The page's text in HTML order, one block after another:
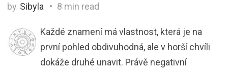
by Sibyla 8 min read
Každé znamení má vlastnost, která je na
první pohled obdivuhodná, ale v horší chvíli
dokáže druhé unavit. Právě negativní